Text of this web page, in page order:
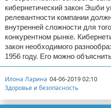
кибернетический закон Эшби
релевантности компании
внутренней сложности для
конкурентном рынке.
закон необходимого
1956 году. Его можно
Илона Ларина 04-06-2019 02:10
Здоровье и безопасность